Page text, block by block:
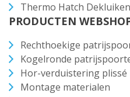
Thermo Hatch Dekluiken
PRODUCTEN
Rechthoekige
Kogelronde
Hor-verduistering plissé
Montage materialen